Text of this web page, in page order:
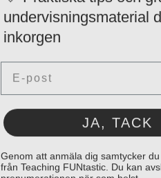
undervisningsmaterial
inkorgen
Email
JA, TACK
Genom att anmäla dig samtycker du
från Teaching FUNtastic. Du kan
prenumerationen när som helst.